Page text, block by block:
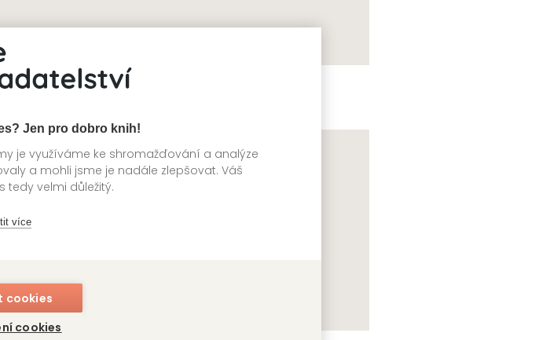
Jen pro dobro knih!
je využíváme ke shromažďování a analýze
a mohli jsme je nadále zlepšovat. Váš
tedy velmi důležitý.
více
cookies
cookies
galerie